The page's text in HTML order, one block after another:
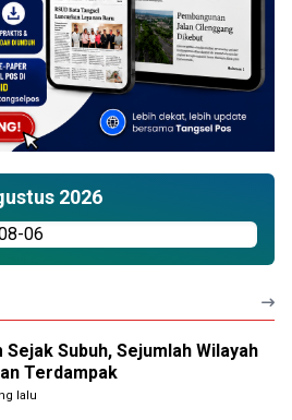
2026
Subuh, Sejumlah Wilayah
Terdampak
lalu